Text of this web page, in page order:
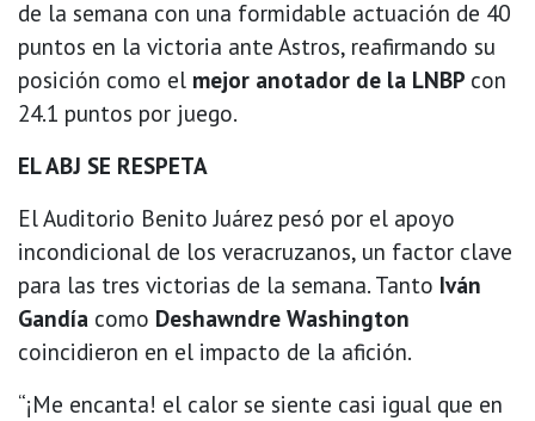
de la semana con una formidable actuación de 40
puntos en la victoria ante Astros, reafirmando su
posición como el mejor anotador de la LNBP con
24.1 puntos por juego.
EL ABJ SE RESPETA
El Auditorio Benito Juárez pesó por el apoyo
incondicional de los veracruzanos, un factor clave
para las tres victorias de la semana. Tanto Iván
Gandía como Deshawndre Washington
coincidieron en el impacto de la afición.
“¡Me encanta! el calor se siente casi igual que en